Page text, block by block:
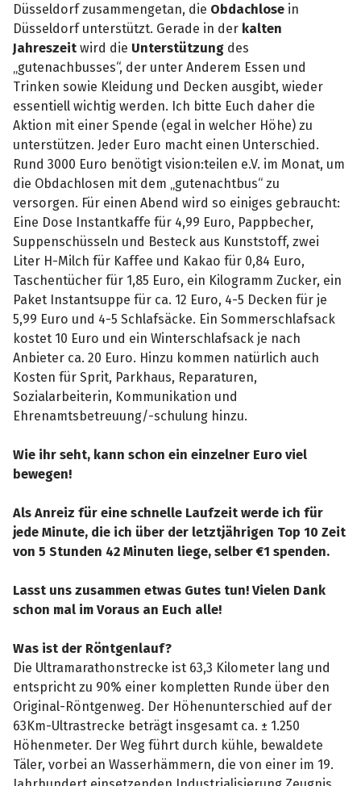
Düsseldorf zusammengetan, die Obdachlose in
Düsseldorf unterstützt. Gerade in der kalten
Jahreszeit wird die Unterstützung des
„gutenachbusses“, der unter Anderem Essen und
Trinken sowie Kleidung und Decken ausgibt, wieder
essentiell wichtig werden. Ich bitte Euch daher die
Aktion mit einer Spende (egal in welcher Höhe) zu
unterstützen. Jeder Euro macht einen Unterschied.
Rund 3000 Euro benötigt vision:teilen e.V. im Monat, um
die Obdachlosen mit dem „gutenachtbus“ zu
versorgen. Für einen Abend wird so einiges gebraucht:
Eine Dose Instantkaffe für 4,99 Euro, Pappbecher,
Suppenschüsseln und Besteck aus Kunststoff, zwei
Liter H-Milch für Kaffee und Kakao für 0,84 Euro,
Taschentücher für 1,85 Euro, ein Kilogramm Zucker, ein
Paket Instantsuppe für ca. 12 Euro, 4-5 Decken für je
5,99 Euro und 4-5 Schlafsäcke. Ein Sommerschlafsack
kostet 10 Euro und ein Winterschlafsack je nach
Anbieter ca. 20 Euro. Hinzu kommen natürlich auch
Kosten für Sprit, Parkhaus, Reparaturen,
Sozialarbeiterin, Kommunikation und
Ehrenamtsbetreuung/-schulung hinzu.
Wie ihr seht, kann schon ein einzelner Euro viel
bewegen!
Als Anreiz für eine schnelle Laufzeit werde ich für
jede Minute, die ich über der letztjährigen Top 10 Zeit
von 5 Stunden 42 Minuten liege, selber €1 spenden.
Lasst uns zusammen etwas Gutes tun! Vielen Dank
schon mal im Voraus an Euch alle!
Was ist der Röntgenlauf?
Die Ultramarathonstrecke ist 63,3 Kilometer lang und
entspricht zu 90% einer kompletten Runde über den
Original-Röntgenweg. Der Höhenunterschied auf der
63Km-Ultrastrecke beträgt insgesamt ca. ± 1.250
Höhenmeter. Der Weg führt durch kühle, bewaldete
Täler, vorbei an Wasserhämmern, die von einer im 19.